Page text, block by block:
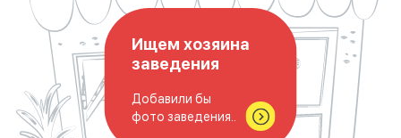
Ищем хозяина
заведения
Добавили бы
фото заведения..